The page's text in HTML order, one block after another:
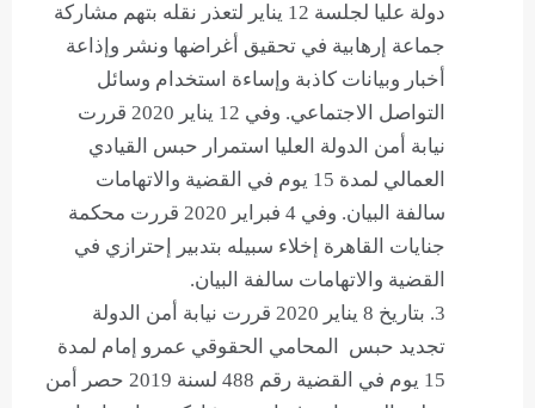
دولة عليا لجلسة 12 يناير لتعذر نقله بتهم مشاركة
جماعة إرهابية في تحقيق أغراضها ونشر وإذاعة
أخبار وبيانات كاذبة وإساءة استخدام وسائل
التواصل الاجتماعي. وفي 12 يناير 2020 قررت
نيابة أمن الدولة العليا استمرار حبس القيادي
العمالي لمدة 15 يوم في القضية والاتهامات
سالفة البيان. وفي 4 فبراير 2020 قررت محكمة
جنايات القاهرة إخلاء سبيله بتدبير إحترازي في
القضية والاتهامات سالفة البيان.
بتاريخ 8 يناير 2020 قررت نيابة أمن الدولة
تجديد حبس المحامي الحقوقي عمرو إمام لمدة
15 يوم في القضية رقم 488 لسنة 2019 حصر أمن